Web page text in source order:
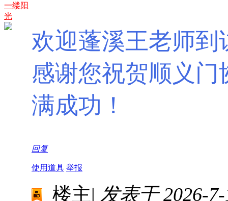
一缕阳
光
欢迎蓬溪王老师
感谢您祝贺顺义门
满成功！
回复
使用道具 举报
楼主| 发表于 2026-